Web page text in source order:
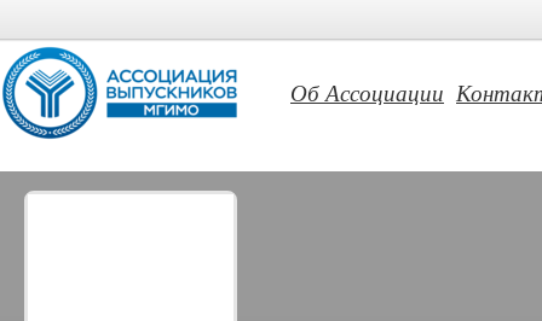
Об Ассоциации